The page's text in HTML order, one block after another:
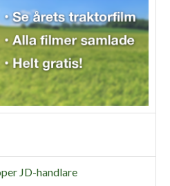
JD-handlare